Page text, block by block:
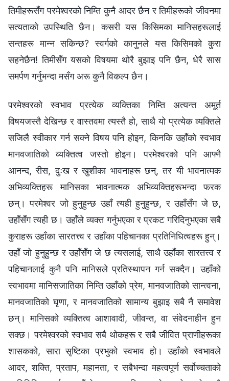
तिमीहरूसँग परमेश्‍वरको निम्ति कुनै आदर छैन र तिमीहरूको जीवनमा
सत्यताको उपस्थिति छैन। कसरी यस किसिमका मानिसहरूलाई
सन्तहरू मान्‍न सकिन्छ? स्वर्गको कानुनले यस किसिमको कुरा
सहनेछैन! तिमीसँग यसको विषयमा थोरै बुझाइ पनि छैन, धेरै सास
समर्पण गर्नुभन्दा मसँग अरू कुनै विकल्प छैन।
परमेश्‍वरको स्वभाव प्रत्येक व्यक्तिका निम्ति अत्यन्त अमूर्त
विषयजस्तै देखिन्छ र वास्तवमा त्यस्तै हो, साथै यो प्रत्येक व्यक्तिले
सजिलै स्वीकार गर्न सक्‍ने विषय पनि होइन, किनकि उहाँको स्वभाव
मानवजातिको व्यक्तित्व जस्तो होइन। परमेश्‍वरको पनि आफ्नै
आनन्द, रीस, दुःख र खुशीका भावनाहरू छन्, तर यी भावनात्मक
अभिव्यक्तिहरू मानिसका भावनात्मक अभिव्यक्तिहरूभन्दा फरक
छन्। परमेश्‍वर जो हुनुहुन्छ उहाँ त्यही हुनुहुन्छ, र उहाँसँग जे छ,
उहाँसँग त्यही छ। उहाँले व्यक्त गर्नुभएका र प्रकट गरिदिनुभएका सबै
कुराहरू उहाँका सारतत्त्व र उहाँका पहिचानका प्रतिनिधित्वहरू हुन्।
उहाँ जो हुनुहुन्छ र उहाँसँग जे छ त्यसलाई, साथै उहाँका सारतत्त्व र
पहिचानलाई कुनै पनि मानिसले प्रतिस्थापन गर्न सक्दैन। उहाँको
स्वभावमा मानिसजातिका निम्ति उहाँको प्रेम, मानवजातिको सान्त्वना,
मानवजातिको घृणा, र मानवजातिको सामान्य बुझाइ सबै नै समावेश
छन्। मानिसको व्यक्तित्व आशावादी, जीवन्त, वा संवेदनाहीन हुन
सक्छ। परमेश्‍वरको स्वभाव सबै थोकहरू र सबै जीवित प्राणीहरूका
शासकको, सारा सृष्‍टिका प्रभुको स्वभाव हो। उहाँको स्वभावले
आदर, शक्ति, प्रताप, महानता, र सबैभन्दा महत्वपूर्ण सर्वोच्‍चताको